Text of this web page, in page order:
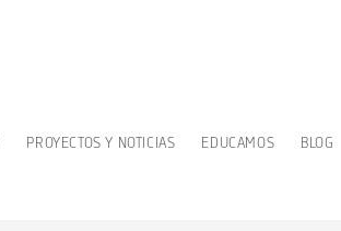
PROYECTOS Y NOTICIAS EDUCAMOS BLOG